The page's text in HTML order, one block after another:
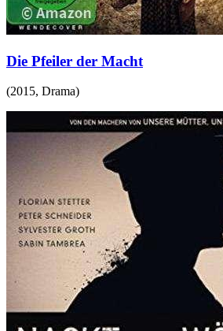
Die Pfeiler der Macht
(2015, Drama)